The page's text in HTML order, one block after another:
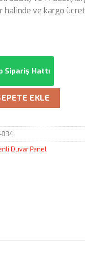
halinde ve kargo
Sipariş Hattı
EKLE
034
Duvar Panel